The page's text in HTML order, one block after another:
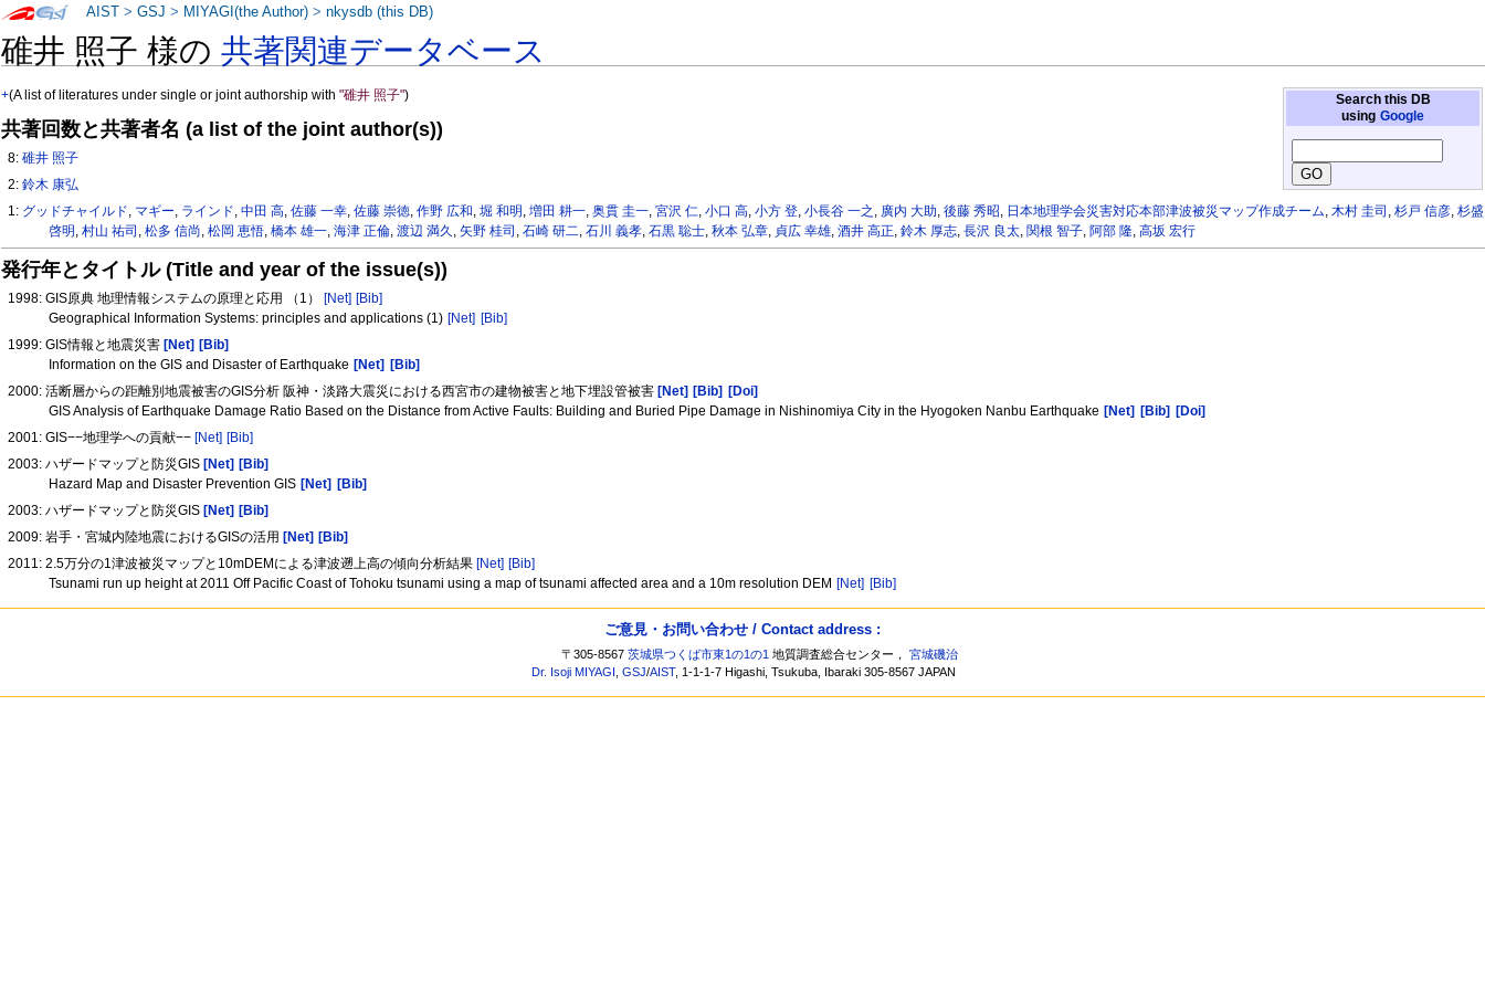
碓井 照子 様の共著関連データベース
Search this DB
using Google
+(A list of literatures under single or joint authorship with"碓井 照子")
共著回数と共著者名 (a list of the joint author(s))
8:碓井 照子
2:鈴木 康弘
1: グッドチャイルド, マギー, ラインド,中田 高,佐藤 一幸,佐藤 崇徳,作野 広和,堀 和明 ,増田 耕一,奥貫 圭一,宮沢 仁,小口 高,小方 登,小長谷 一之 , 廣内 大助,後藤 秀昭, 日本地理学会災害対応本部津波被災マップ作成チーム,木村 圭司 ,杉戸 信彦,杉盛
啓明 , 村山 祐司 , 松多 信尚, 松岡 恵悟, 橋本 雄一, 海津 正倫, 渡辺 満久 , 矢野 桂司 , 石崎 研二, 石川 義孝, 石黒 聡士, 秋本 弘章, 貞広 幸雄, 酒井 高正, 鈴木 厚志, 長沢 良太, 関根 智子, 阿部 隆, 高坂 宏行
発行年とタイトル (Title and year of the issue(s))
1998: GIS原典 地理情報システムの原理と応用 （1） [Net] [Bib]
Geographical Information Systems: principles and applications (1) [Net] [Bib]
1999: GIS情報と地震災害 [Net] [Bib]
Information on the GIS and Disaster of Earthquake [Net]
[Bib]
2000: 活断層からの距離別地震被害のGIS分析 阪神・淡路大震災における西宮市の建物被害と地下埋設管被害 [Net] [Bib]
[Doi]
GIS Analysis of Earthquake Damage Ratio Based on the Distance from Active Faults: Building and Buried Pipe Damage in Nishinomiya City in the Hyogoken Nanbu Earthquake [Net] [Bib]
[Doi]
2001: GIS−−地理学への貢献−− [Net] [Bib]
2003: ハザードマップと防災GIS [Net] [Bib]
Hazard Map and Disaster Prevention GIS [Net]
[Bib]
2003: ハザードマップと防災GIS [Net] [Bib]
2009: 岩手・宮城内陸地震におけるGISの活用 [Net] [Bib]
2011: 2.5万分の1津波被災マップと10mDEMによる津波遡上高の傾向分析結果 [Net] [Bib]
Tsunami run up height at 2011 Off Pacific Coast of Tohoku tsunami using a map of tsunami affected area and a 10m resolution DEM [Net] [Bib]
AIST >GSJ > MIYAGI(the Author) >nkysdb (this DB)
ご意見・お問い合わせ / Contact address :
〒305-8567茨城県つくば市東1の1の1 地質調査総合センター，宮城磯治
Dr. Isoji MIYAGI ,GSJ/AIST, 1-1-1-7 Higashi, Tsukuba, Ibaraki 305-8567 JAPAN